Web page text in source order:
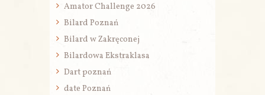
Amator Challenge 2026
Bilard Poznań
Bilard w Zakręconej
Bilardowa Ekstraklasa
Dart poznań
date Poznań